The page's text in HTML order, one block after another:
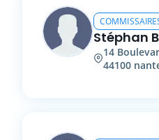
Stéphan
14
44100